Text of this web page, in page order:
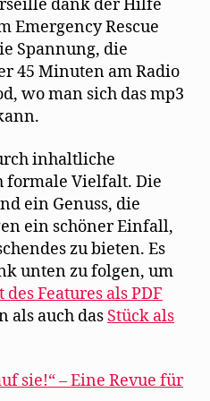
dank der Hilfe
Emergency Rescue
Spannung, die
45 Minuten am Radio
wo man sich das mp3
inhaltliche
formale Vielfalt. Die
ein Genuss, die
ein schöner Einfall,
zu bieten. Es
unten zu folgen, um
Features als PDF
als auch das Stück als
sie!“ – Eine Revue für